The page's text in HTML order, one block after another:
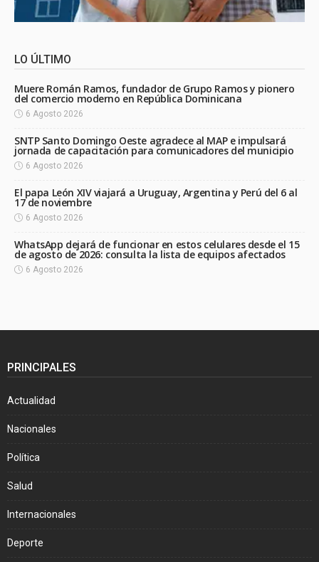
LO ÚLTIMO
Muere Román Ramos, fundador de Grupo Ramos y pionero
del comercio moderno en República Dominicana
6 Agosto 2026
SNTP Santo Domingo Oeste agradece al MAP e impulsará
jornada de capacitación para comunicadores del municipio
6 Agosto 2026
El papa León XIV viajará a Uruguay, Argentina y Perú del 6 al
17 de noviembre
6 Agosto 2026
WhatsApp dejará de funcionar en estos celulares desde el 15
de agosto de 2026: consulta la lista de equipos afectados
6 Agosto 2026
PRINCIPALES
Actualidad
Nacionales
Política
Salud
Internacionales
Deporte